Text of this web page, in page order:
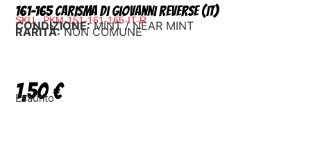
161-165 Carisma di Giovanni Reverse (IT)
SKU : PKM-151-161-165-IT-R
CONDIZIONE:MINT / NEAR MINT
RARITÀ:NON COMUNE
1,50€
Esaurito